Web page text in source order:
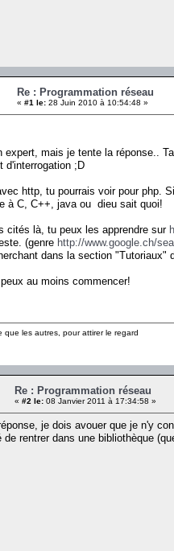
Re : Programmation réseau
« #1 le: 28 Juin 2010 à 10:54:48 »
expert, mais je tente la réponse..
d'interrogation ;D
http, tu pourrais voir pour php.
à C, C++, java ou dieu sait quoi!
cités là, tu peux les apprendre sur
(genre http://www.google.ch/
dans la section "Tutoriaux"
au moins commencer!
que les autres, pour attirer le regard
Re : Programmation réseau
« #2 le: 08 Janvier 2011 à 17:34:58 »
je dois avouer que je n'y
de rentrer dans une bibliothèque